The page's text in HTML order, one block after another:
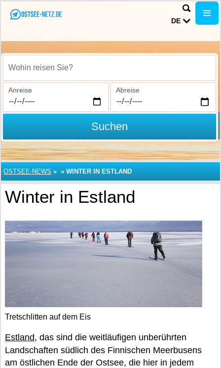
DE
Wohin reisen Sie?
Anreise Abreise
Suchen
OSTSEE-NEWS » » WINTER IN ESTLAND
Winter in Estland
Tretschlitten auf dem Eis
Estland, das sind die weitläufigen unberührten
Landschaften südlich des Finnischen Meerbusens
am östlichen Ende der Ostsee, die hier in jedem